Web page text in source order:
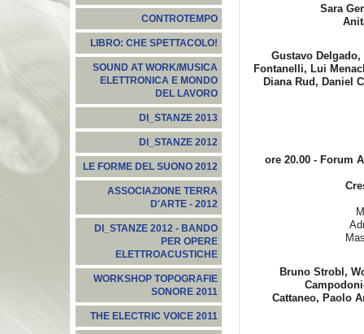
CONTROTEMPO
LIBRO: CHE SPETTACOLO!
SOUND AT WORK/MUSICA
ELETTRONICA E MONDO
DEL LAVORO
DI_STANZE 2013
DI_STANZE 2012
LE FORME DEL SUONO 2012
ASSOCIAZIONE TERRA
D'ARTE - 2012
DI_STANZE 2012 - BANDO
PER OPERE
ELETTROACUSTICHE
WORKSHOP TOPOGRAFIE
SONORE 2011
THE ELECTRIC VOICE 2011
Sara
Gustavo
Fontanelli, Lui
Diana Rud, Daniel
ore 20.00 - Forum
Bruno Strobl,
Cattaneo, Paolo